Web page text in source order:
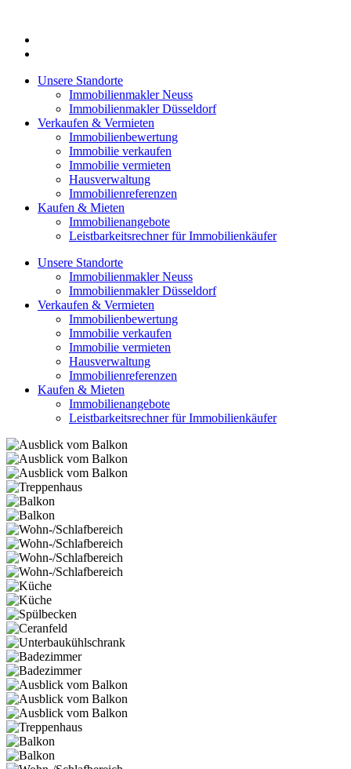
springen
Unsere Standorte
Immobilienmakler Neuss
Immobilienmakler Düsseldorf
Verkaufen & Vermieten
Immobilienbewertung
Immobilie verkaufen
Immobilie vermieten
Hausverwaltung
Immobilienreferenzen
Kaufen & Mieten
Immobilienangebote
Leistbarkeitsrechner für Immobilienkäufer
Unsere Standorte
Immobilienmakler Neuss
Immobilienmakler Düsseldorf
Verkaufen & Vermieten
Immobilienbewertung
Immobilie verkaufen
Immobilie vermieten
Hausverwaltung
Immobilienreferenzen
Kaufen & Mieten
Immobilienangebote
Leistbarkeitsrechner für Immobilienkäufer